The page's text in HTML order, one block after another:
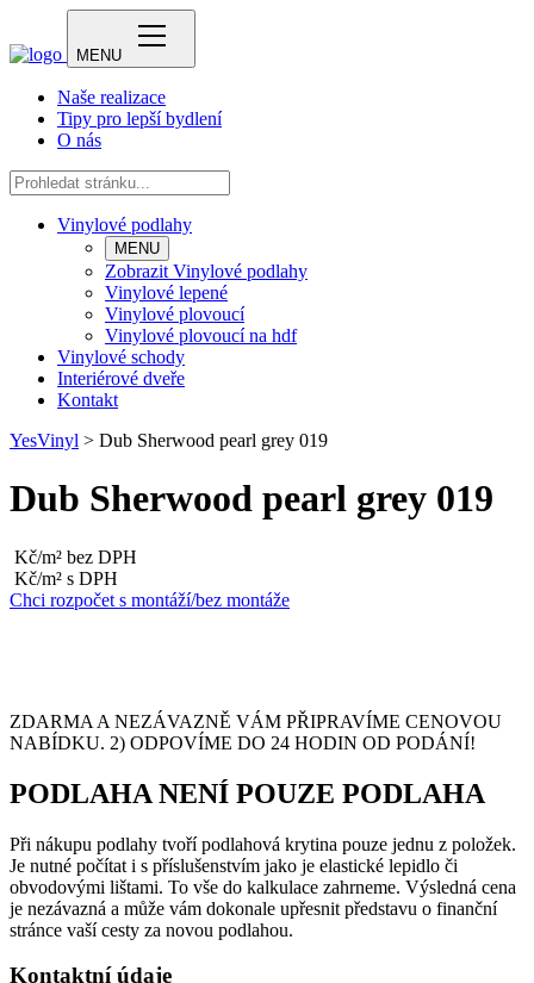
MENU
Naše realizace
Tipy pro lepší bydlení
O nás
Vinylové podlahy
MENU
Zobrazit Vinylové podlahy
Vinylové lepené
Vinylové plovoucí
Vinylové plovoucí na hdf
Vinylové schody
Interiérové dveře
Kontakt
YesVinyl > Dub Sherwood pearl grey 019
Dub Sherwood pearl grey 019
Kč/m² bez DPH
Kč/m² s DPH
Chci rozpočet s montáží/bez montáže
ZDARMA A NEZÁVAZNĚ VÁM PŘIPRAVÍME CENOVOU
NABÍDKU. 2) ODPOVÍME DO 24 HODIN OD PODÁNÍ!
PODLAHA NENÍ POUZE PODLAHA
Při nákupu podlahy tvoří podlahová krytina pouze jednu z položek.
Je nutné počítat i s příslušenstvím jako je elastické lepidlo či
obvodovými lištami. To vše do kalkulace zahrneme. Výsledná cena
je nezávazná a může vám dokonale upřesnit představu o finanční
stránce vaší cesty za novou podlahou.
Kontaktní údaje